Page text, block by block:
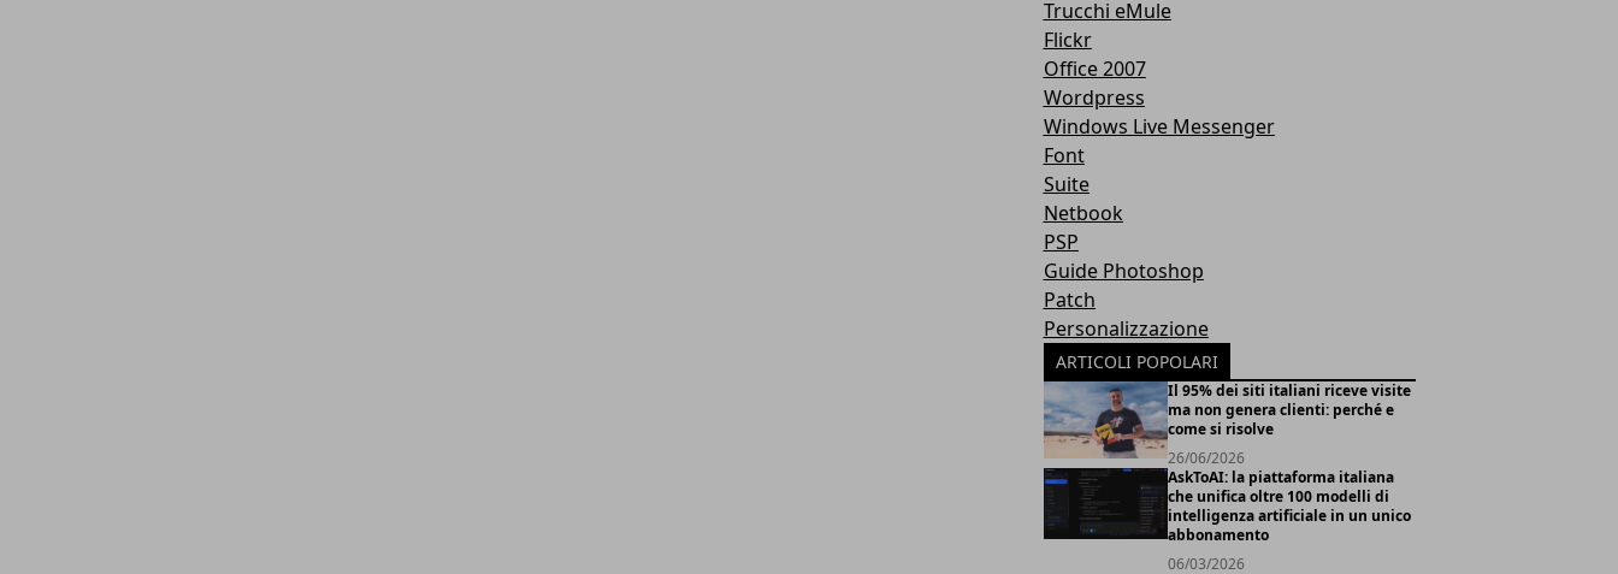
Trucchi eMule
Flickr
Office 2007
Wordpress
Windows Live Messenger
Font
Suite
Netbook
PSP
Guide Photoshop
Patch
Personalizzazione
ARTICOLI POPOLARI
Il 95% dei siti italiani riceve visite
ma non genera clienti: perché e
come si risolve
26/06/2026
AskToAI: la piattaforma italiana
che unifica oltre 100 modelli di
intelligenza artificiale in un unico
abbonamento
06/03/2026